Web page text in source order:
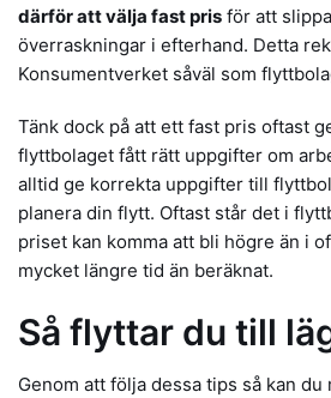
därför att välja fast pris för att
överraskningar i efterhand. Detta
Konsumentverket såväl som
Tänk dock på att ett fast pris oftast
flyttbolaget fått rätt uppgifter om
alltid ge korrekta uppgifter till
planera din flytt. Oftast står det i
priset kan komma att bli högre än i
mycket längre tid än beräknat.
Så flyttar du till
Genom att följa dessa tips så kan